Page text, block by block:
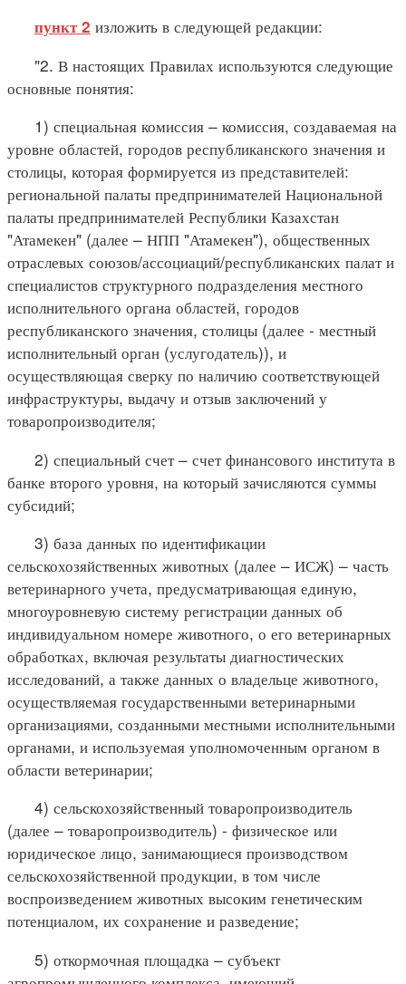
пункт 2 изложить в следующей редакции:
"2. В настоящих Правилах используются следующие
основные понятия:
1) специальная комиссия – комиссия, создаваемая на
уровне областей, городов республиканского значения и
столицы, которая формируется из представителей:
региональной палаты предпринимателей Национальной
палаты предпринимателей Республики Казахстан
"Атамекен" (далее – НПП "Атамекен"), общественных
отраслевых союзов/ассоциаций/республиканских палат и
специалистов структурного подразделения местного
исполнительного органа областей, городов
республиканского значения, столицы (далее - местный
исполнительный орган (услугодатель)), и
осуществляющая сверку по наличию соответствующей
инфраструктуры, выдачу и отзыв заключений у
товаропроизводителя;
2) специальный счет – счет финансового института в
банке второго уровня, на который зачисляются суммы
субсидий;
3) база данных по идентификации
сельскохозяйственных животных (далее – ИСЖ) – часть
ветеринарного учета, предусматривающая единую,
многоуровневую систему регистрации данных об
индивидуальном номере животного, о его ветеринарных
обработках, включая результаты диагностических
исследований, а также данных о владельце животного,
осуществляемая государственными ветеринарными
организациями, созданными местными исполнительными
органами, и используемая уполномоченным органом в
области ветеринарии;
4) сельскохозяйственный товаропроизводитель
(далее – товаропроизводитель) - физическое или
юридическое лицо, занимающиеся производством
сельскохозяйственной продукции, в том числе
воспроизведением животных высоким генетическим
потенциалом, их сохранение и разведение;
5) откормочная площадка – субъект